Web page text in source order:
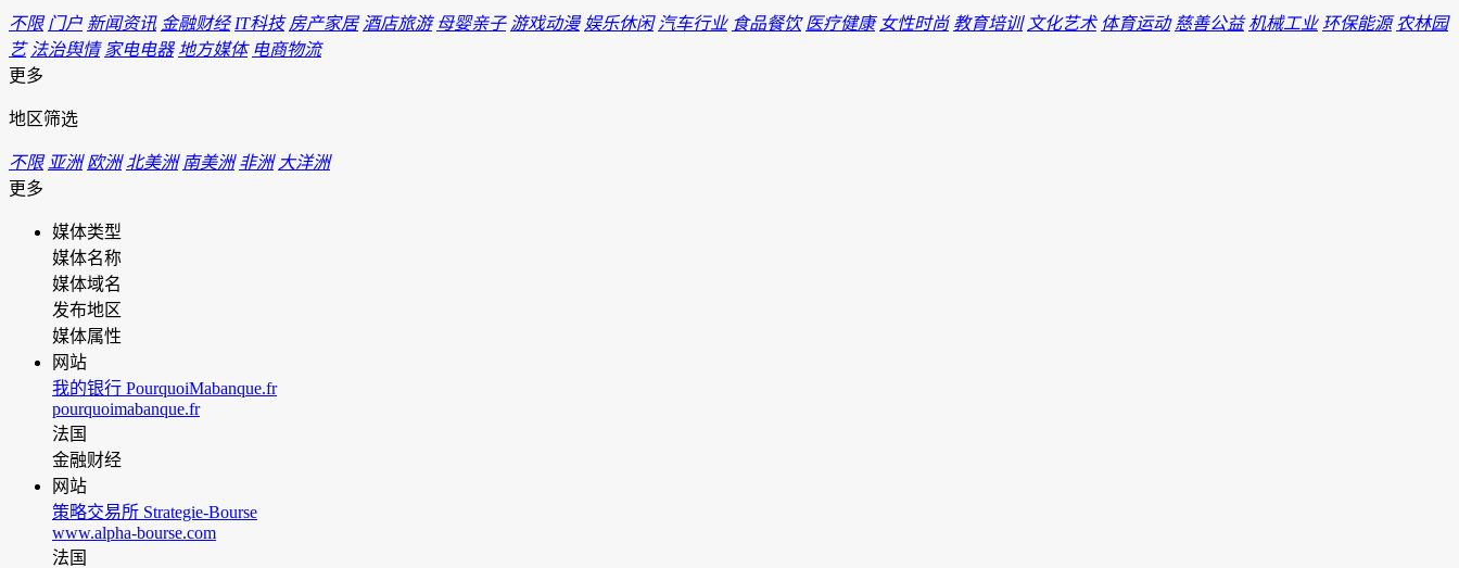
不限 门户 新闻资讯 金融财经 IT科技 房产家居 酒店旅游 母婴亲子 游戏动漫 娱乐休闲 汽车行业 食品餐饮 医疗健康 女性时尚 教育培训 文化艺术 体育运动 慈善公益 机械工业 环保能源 农林园
艺 法治舆情 家电电器 地方媒体 电商物流
更多
地区筛选
不限 亚洲 欧洲 北美洲 南美洲 非洲 大洋洲
更多
媒体类型
媒体名称
媒体域名
发布地区
媒体属性
网站
我的银行 PourquoiMabanque.fr
pourquoimabanque.fr
法国
金融财经
网站
策略交易所 Strategie-Bourse
www.alpha-bourse.com
法国